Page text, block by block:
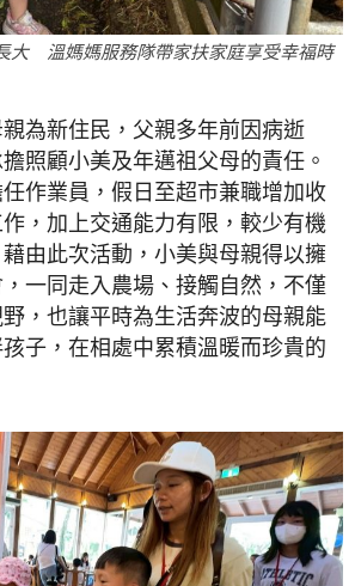
大 溫媽媽服務隊帶家扶家庭享受幸福時
為新住民，父親多年前因病逝
照顧小美及年邁祖父母的責任。
作業員，假日至超市兼職增加收
，加上交通能力有限，較少有機
由此次活動，小美與母親得以擁
一同走入農場、接觸自然，不僅
，也讓平時為生活奔波的母親能
子，在相處中累積溫暖而珍貴的